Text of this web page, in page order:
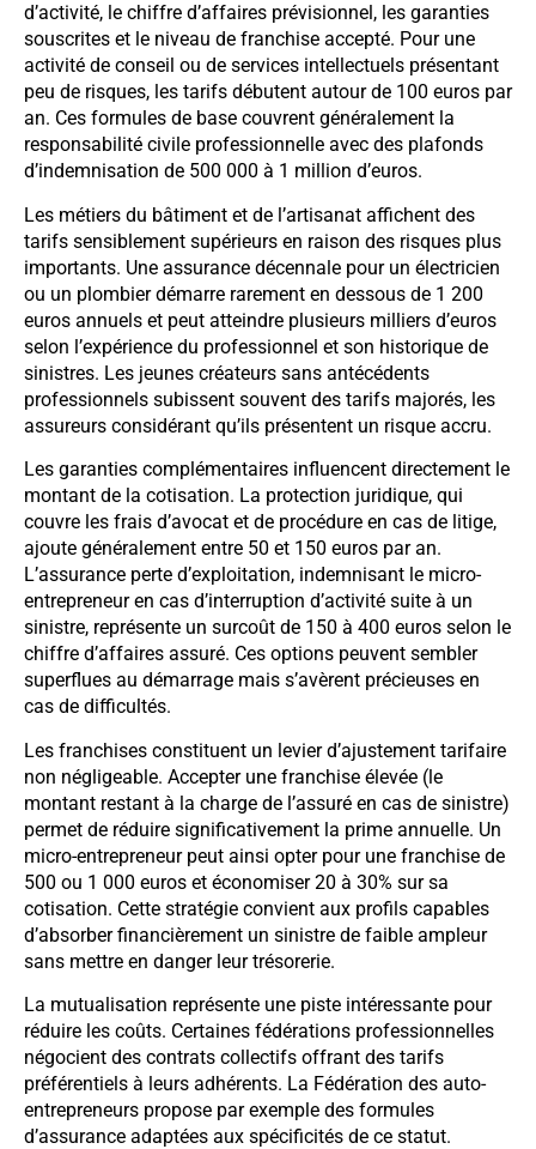
d’activité, le chiffre d’affaires prévisionnel, les garanties
souscrites et le niveau de franchise accepté. Pour une
activité de conseil ou de services intellectuels présentant
peu de risques, les tarifs débutent autour de 100 euros par
an. Ces formules de base couvrent généralement la
responsabilité civile professionnelle avec des plafonds
d’indemnisation de 500 000 à 1 million d’euros.
Les métiers du bâtiment et de l’artisanat affichent des
tarifs sensiblement supérieurs en raison des risques plus
importants. Une assurance décennale pour un électricien
ou un plombier démarre rarement en dessous de 1 200
euros annuels et peut atteindre plusieurs milliers d’euros
selon l’expérience du professionnel et son historique de
sinistres. Les jeunes créateurs sans antécédents
professionnels subissent souvent des tarifs majorés, les
assureurs considérant qu’ils présentent un risque accru.
Les garanties complémentaires influencent directement le
montant de la cotisation. La protection juridique, qui
couvre les frais d’avocat et de procédure en cas de litige,
ajoute généralement entre 50 et 150 euros par an.
L’assurance perte d’exploitation, indemnisant le micro-
entrepreneur en cas d’interruption d’activité suite à un
sinistre, représente un surcoût de 150 à 400 euros selon le
chiffre d’affaires assuré. Ces options peuvent sembler
superflues au démarrage mais s’avèrent précieuses en
cas de difficultés.
Les franchises constituent un levier d’ajustement tarifaire
non négligeable. Accepter une franchise élevée (le
montant restant à la charge de l’assuré en cas de sinistre)
permet de réduire significativement la prime annuelle. Un
micro-entrepreneur peut ainsi opter pour une franchise de
500 ou 1 000 euros et économiser 20 à 30% sur sa
cotisation. Cette stratégie convient aux profils capables
d’absorber financièrement un sinistre de faible ampleur
sans mettre en danger leur trésorerie.
La mutualisation représente une piste intéressante pour
réduire les coûts. Certaines fédérations professionnelles
négocient des contrats collectifs offrant des tarifs
préférentiels à leurs adhérents. La Fédération des auto-
entrepreneurs propose par exemple des formules
d’assurance adaptées aux spécificités de ce statut.